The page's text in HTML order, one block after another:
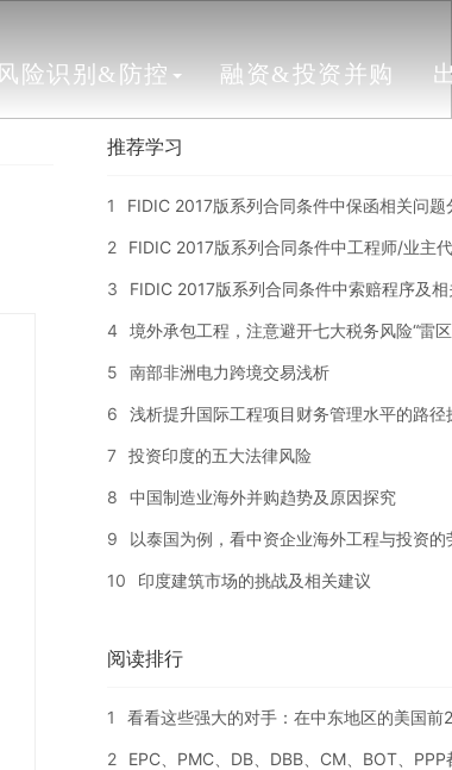
风险识别&防控 融资&投资并购
推荐学习
1 FIDIC 2017版系列合同条件中保函相关问题
2 FIDIC 2017版系列合同条件中工程师/业主
3 FIDIC 2017版系列合同条件中索赔程序及
4 境外承包工程，注意避开七大税务风险“雷区
5 南部非洲电力跨境交易浅析
6 浅析提升国际工程项目财务管理水平的路径
7 投资印度的五大法律风险
8 中国制造业海外并购趋势及原因探究
9 以泰国为例，看中资企业海外工程与投资
10 印度建筑市场的挑战及相关建议
阅读排行
1 看看这些强大的对手：在中东地区的美国前
2 EPC、PMC、DB、DBB、CM、BOT、PPP